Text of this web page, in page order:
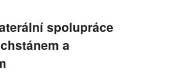
spolupráce
a